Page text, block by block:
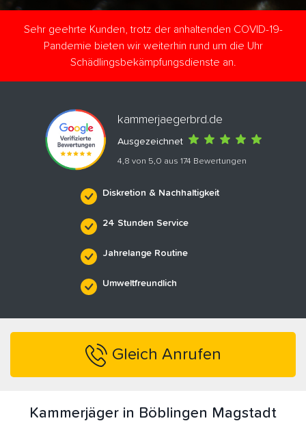
Sehr geehrte Kunden, trotz der anhaltenden COVID-19-
Pandemie bieten wir weiterhin rund um die Uhr
Schädlingsbekämpfungsdienste an.
kammerjaegerbrd.de
Ausgezeichnet
4,8 von 5,0 aus 174 Bewertungen
Diskretion & Nachhaltigkeit
24 Stunden Service
Jahrelange Routine
Umweltfreundlich
Gleich Anrufen
Kammerjäger in Böblingen Magstadt